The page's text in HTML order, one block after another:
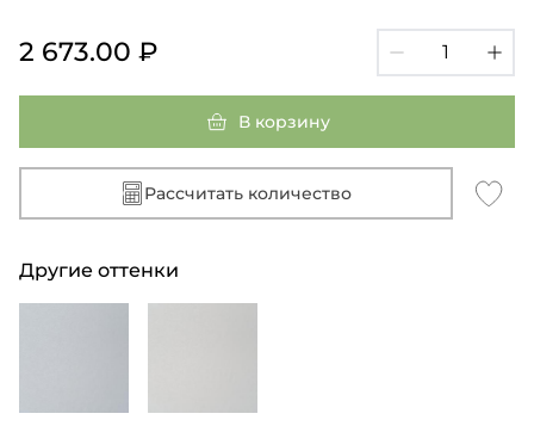
2 673.00 ₽
В корзину
Рассчитать количество
Другие оттенки